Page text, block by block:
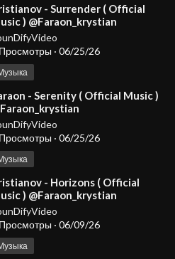
- Surrender ( Official
) @Faraon_krystian
#spotify #djmix
· 06/25/26
- Serenity ( Official Music )
· 06/25/26
- Horizons ( Official
) @Faraon_krystian
· 06/09/26